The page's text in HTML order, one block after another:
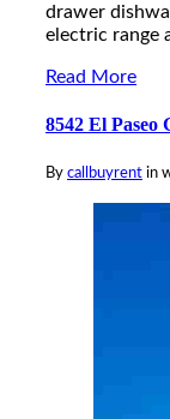
drawer
electric range
Read More
8542 El Paseo
By callbuyrent in